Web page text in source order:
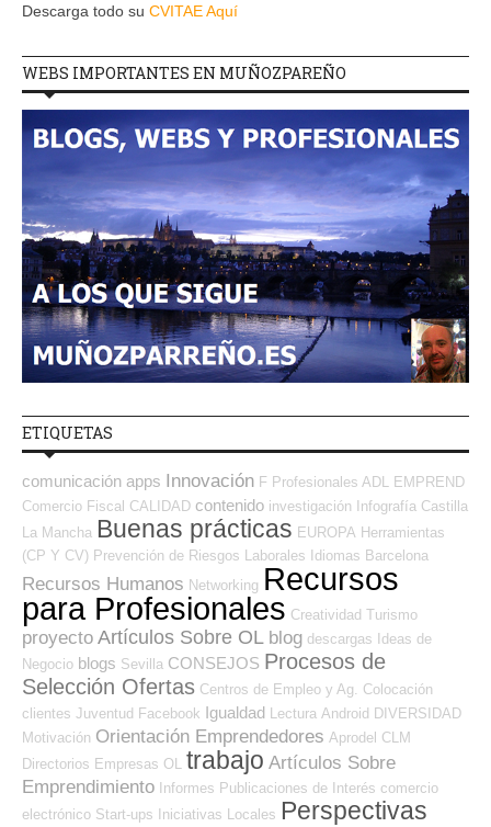
Descarga todo su CVITAE Aquí
WEBS IMPORTANTES EN MUÑOZPAREÑO
ETIQUETAS
comunicación apps Innovación F Profesionales ADL
EMPREND
Comercio Fiscal CALIDAD contenido investigación Infografía Castilla
La Mancha Buenas prácticas EUROPA Herramientas
(CP Y CV) Prevención de Riesgos Laborales Idiomas Barcelona
Recursos Humanos Networking Recursos
para Profesionales Creatividad Turismo
proyecto Artículos Sobre OL blog descargas Ideas de
Negocio blogs Sevilla CONSEJOS Procesos de
Selección Ofertas Centros de Empleo y Ag. Colocación
clientes Juventud Facebook Igualdad Lectura Android DIVERSIDAD
Motivación Orientación Emprendedores Aprodel CLM
Directorios Empresas OL trabajo Artículos Sobre
Emprendimiento Informes Publicaciones de Interés comercio
electrónico Start-ups Iniciativas Locales Perspectivas